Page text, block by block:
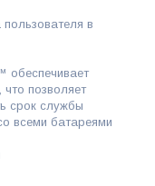
в
обеспечивает
позволяет
срок службы
всеми батареями